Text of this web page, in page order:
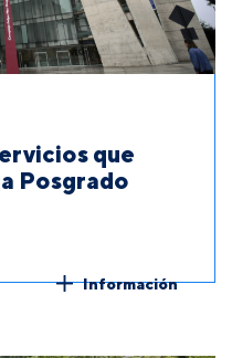
que
Posgrado
Información